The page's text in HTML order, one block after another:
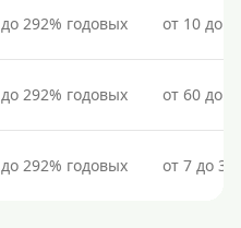
до 292% годовых от 10 до
до 292% годовых от 60 до
до 292% годовых от 7 до